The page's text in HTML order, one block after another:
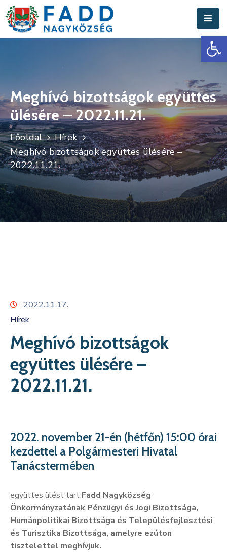
Hivatal
Fadd
Nagyközség
Turisztika
Választási
Információk
Események
Meghívó bizottságok együttes
ülésére – 2022.11.21.
Főoldal
Hírek
Meghívó bizottságok együttes ülésére –
2022.11.21.
2022.11.17.
Hírek
Meghívó bizottságok
együttes ülésére –
2022.11.21.
2022. november 21-én (hétfőn) 15:00 órai
kezdettel a Polgármesteri Hivatal
Tanácstermében
együttes ülést tart Fadd Nagyközség
Önkormányzatának Pénzügyi és Jogi Bizottsága,
Humánpolitikai Bizottsága és Településfejlesztési
és Turisztika Bizottsága, amelyre ezúton
tisztelettel meghívjuk.